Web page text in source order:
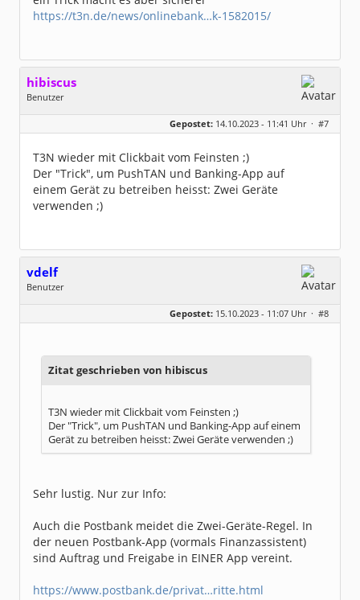
https://t3n.de/news/onlinebank…k-1582015/
hibiscus
Benutzer
Geschlecht:
keine Angabe
Homepage:
willuhn.de/
Dabei seit:
03 / 2005
Gepostet: 14.10.2023 - 11:41 Uhr · #7
T3N wieder mit Clickbait vom Feinsten ;)
Der "Trick", um PushTAN und Banking-App auf
einem Gerät zu betreiben heisst: Zwei Geräte
verwenden ;)
vdelf
Benutzer
Dabei seit:
03 / 2016
Gepostet: 15.10.2023 - 11:07 Uhr · #8
Zitat geschrieben von hibiscus
T3N wieder mit Clickbait vom Feinsten ;)
Der "Trick", um PushTAN und Banking-App auf einem
Gerät zu betreiben heisst: Zwei Geräte verwenden ;)
Sehr lustig. Nur zur Info:
Auch die Postbank meidet die Zwei-Geräte-Regel. In
der neuen Postbank-App (vormals Finanzassistent)
sind Auftrag und Freigabe in EINER App vereint.
https://www.postbank.de/privat…ritte.html